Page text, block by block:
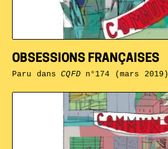
OBSESSIONS FRANÇAISES
Paru dansCQFDn°174 (mars 2019)